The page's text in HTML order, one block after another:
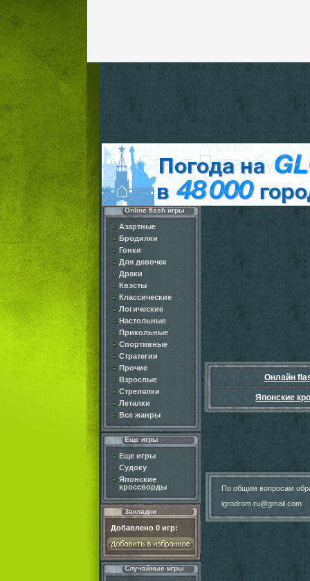
Online flash игры
Азартные
Бродилки
Гонки
Для девочек
Драки
Квэсты
Классические
Логические
Настольные
Прикольные
Спортивные
Стратегии
Прочие
Взрослые
Стрелялки
Леталки
Все жанры
Еще игры
Еще игры
Судоку
Японские
кроссворды
Закладки
Добавлено 0 игр:
Случайные игры
Онлайн
Японские
По общим вопросам
igrodrom.ru@gmail.com